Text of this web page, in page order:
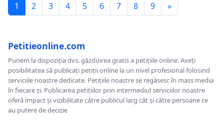
1 2 3 4 5 6 7 8 9 »
Petitieonline.com
Punem la dispoziția dvs. găzduirea gratis a petițiile online. Aveți
posibilitatea să publicați petiții online la un nivel profesional folosind
serviciile noastre dedicate. Petițiile noastre se regăsesc în mass media
în fiecare zi. Publicarea petițiilor prin intermediul serviciilor noastre
oferă impact și vizibilitate către publicul larg cât și către persoane ce
au putere de decizie